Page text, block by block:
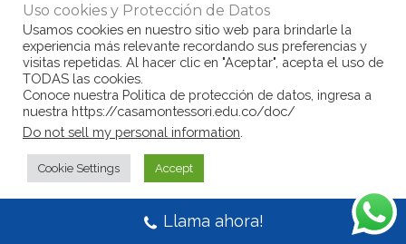
© Copyright Casa Montessori 2017
www.congarantiadequellego.com
Uso cookies y Protección de Datos
Usamos cookies en nuestro sitio web para brindarle la
experiencia más relevante recordando sus preferencias y
visitas repetidas. Al hacer clic en "Aceptar", acepta el uso de
TODAS las cookies.
Conoce nuestra Politica de protección de datos, ingresa a
nuestra https://casamontessori.edu.co/doc/
Do not sell my personal information
Cookie Settings Accept
Llama ahora!